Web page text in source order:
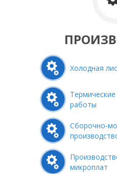
Холодная
работы
Сборочно-
микроплат